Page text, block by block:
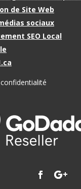
de Site Web
sociaux
SEO Local